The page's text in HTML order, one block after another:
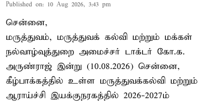
Published on: 10 Aug 2026, 3:43 pm
சென்னை,
மருத்துவம், மருத்துவக் கல்வி மற்றும் மக்கள்
நல்வாழ்வுத்துறை அமைச்சர் டாக்டர் கோ.க.
அருண்ராஜ் இன்று (10.08.2026) சென்னை,
கீழ்பாக்கத்தில் உள்ள மருத்துவக்கல்வி மற்றும்
ஆராய்ச்சி இயக்குநரகத்தில் 2026-2027ம்